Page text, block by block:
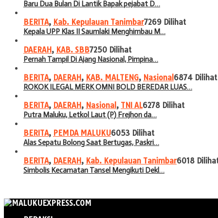
Baru Dua Bulan Di Lantik Bapak pejabat D…
BERITA, Kab. Kepulauan Tanimbar7269 Dilihat
Kepala UPP Klas II Saumlaki Menghimbau M…
DAERAH, KAB. SBB7250 Dilihat
Pernah Tampil Di Ajang Nasional, Pimpina…
BERITA, DAERAH, KAB. MALTENG, Nasional 6874 Dilihat
ROKOK ILEGAL MERK OMNI BOLD BEREDAR LUAS…
BERITA, DAERAH, Nasional , TNI AL6278 Dilihat
Putra Maluku, Letkol Laut (P) Frejhon da…
BERITA, PEMDA MALUKU6053 Dilihat
Alas Sepatu Bolong Saat Bertugas, Paskri…
BERITA, DAERAH, Kab. Kepulauan Tanimbar6018
Simbolis Kecamatan Tansel Mengikuti Dekl…